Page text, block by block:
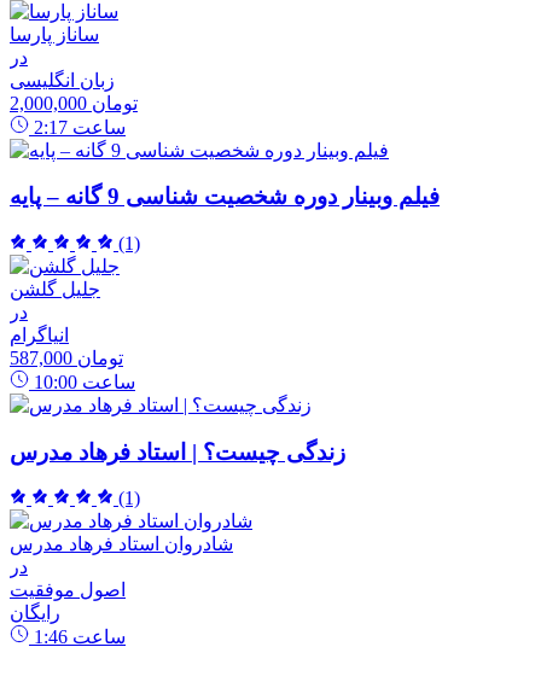
ساناز پارسا
در
زبان انگلیسی
2,000,000 تومان
2:17 ساعت
فیلم وبینار دوره شخصیت شناسی 9 گانه – پایه
(1)
جلیل گلشن
در
انیاگرام
587,000 تومان
10:00 ساعت
زندگی چیست؟ | استاد فرهاد مدرس
(1)
شادروان استاد فرهاد مدرس
در
اصول موفقیت
رایگان
1:46 ساعت